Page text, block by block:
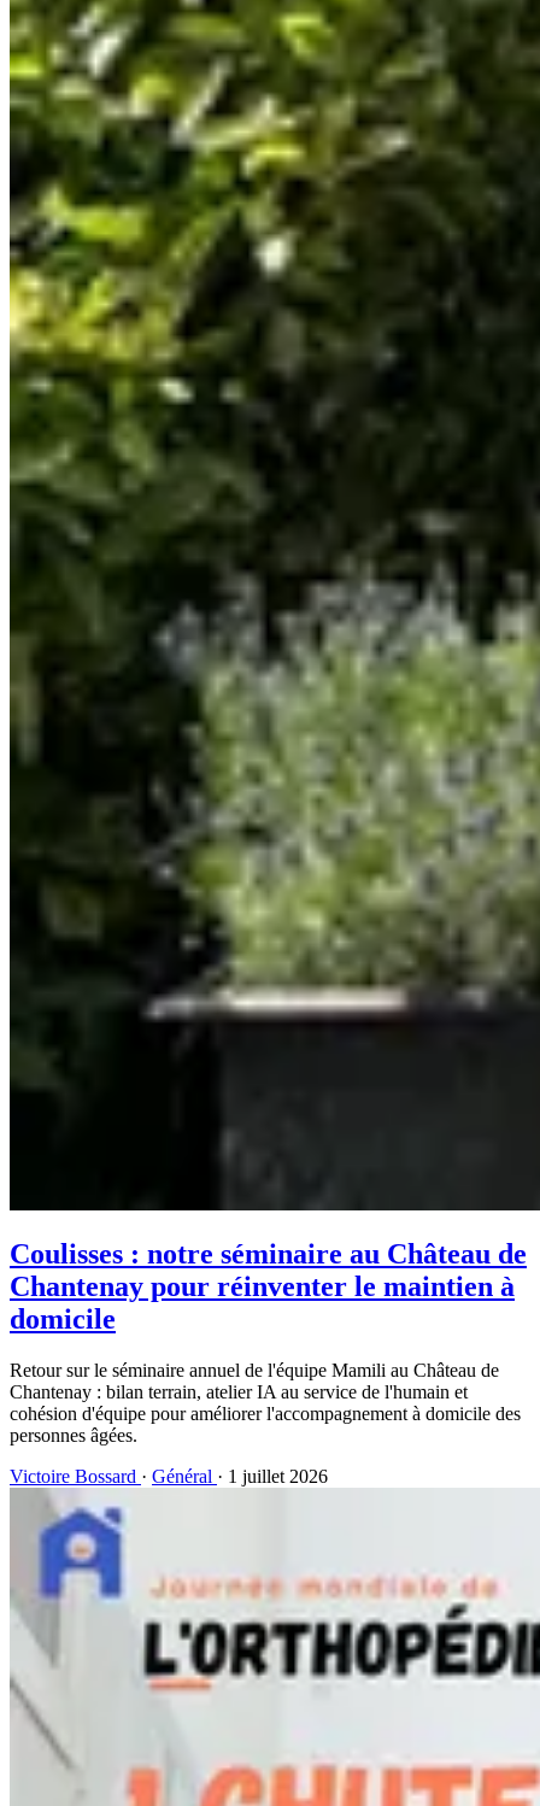
Coulisses : notre séminaire au Château de
Chantenay pour réinventer le maintien à
domicile
Retour sur le séminaire annuel de l'équipe Mamili au Château de
Chantenay : bilan terrain, atelier IA au service de l'humain et
cohésion d'équipe pour améliorer l'accompagnement à domicile des
personnes âgées.
Victoire Bossard · Général · 1 juillet 2026